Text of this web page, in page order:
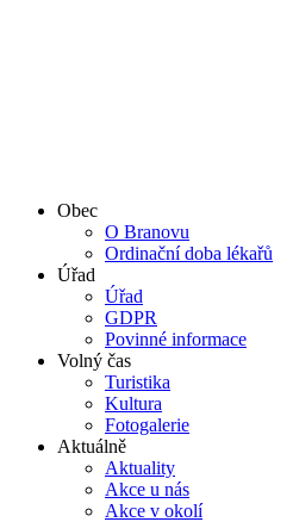
Obec
O Branovu
Ordinační doba lékařů
Úřad
Úřad
GDPR
Povinné informace
Volný čas
Turistika
Kultura
Fotogalerie
Aktuálně
Aktuality
Akce u nás
Akce v okolí